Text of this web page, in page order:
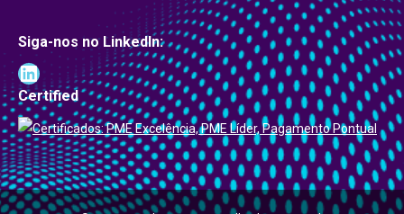
Siga-nos no LinkedIn:
LinkedIn
Certified